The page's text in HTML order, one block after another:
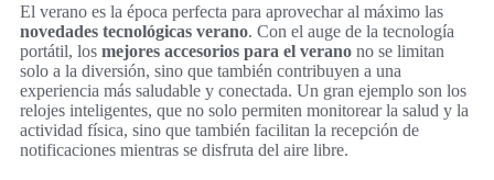
El verano es la época perfecta para aprovechar al máximo las
novedades tecnológicas verano. Con el auge de la tecnología
portátil, los mejores accesorios para el verano no se limitan
solo a la diversión, sino que también contribuyen a una
experiencia más saludable y conectada. Un gran ejemplo son los
relojes inteligentes, que no solo permiten monitorear la salud y la
actividad física, sino que también facilitan la recepción de
notificaciones mientras se disfruta del aire libre.